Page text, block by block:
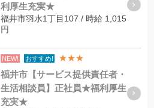
利厚生充実★
福井市羽水1丁目107 / 時給 1,015
円
NEW! おすすめ! ★★★
福井市【サービス提供責任者・
生活相談員】正社員★福利厚生
充実★